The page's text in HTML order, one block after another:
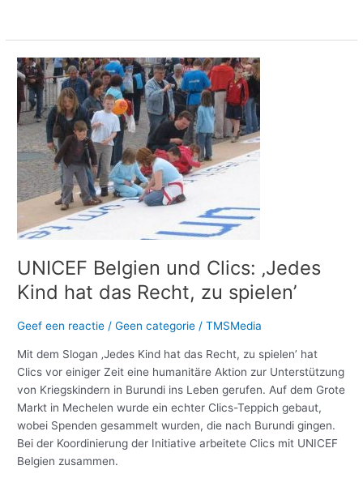
UNICEF Belgien und Clics: ‚Jedes
Kind hat das Recht, zu spielen’
Geef een reactie /Geen categorie /TMSMedia
Mit dem Slogan ‚Jedes Kind hat das Recht, zu spielen’ hat
Clics vor einiger Zeit eine humanitäre Aktion zur Unterstützung
von Kriegskindern in Burundi ins Leben gerufen. Auf dem Grote
Markt in Mechelen wurde ein echter Clics-Teppich gebaut,
wobei Spenden gesammelt wurden, die nach Burundi gingen.
Bei der Koordinierung der Initiative arbeitete Clics mit UNICEF
Belgien zusammen.
UNICEF
Belgien
und
Clics:
‚Jedes
Kind
hat
das
zu
spielen’